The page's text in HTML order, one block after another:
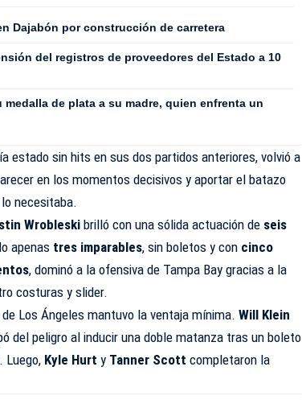
Dajabón por construcción de carretera
del registros de proveedores del Estado a 10
medalla de plata a su madre, quien enfrenta un
estado sin hits en sus dos partidos anteriores, volvió a
en los momentos decisivos y aportar el batazo
necesitaba.
Wrobleski brilló con una sólida actuación de seis
apenas tres imparables, sin boletos y con cinco
, dominó a la ofensiva de Tampa Bay gracias a la
costuras y slider.
Los Ángeles mantuvo la ventaja mínima.Will Klein
del peligro al inducir una doble matanza tras un boleto
. Luego, Kyle Hurt y Tanner Scott completaron la